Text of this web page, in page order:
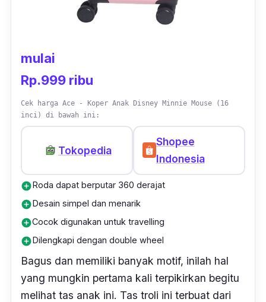
mulai
Rp.999 ribu
Cek harga Ace - Koper Anak Disney Minnie Mouse (16
inci) di bawah ini:
Tokopedia
Shopee
Indonesia
add_circleRoda dapat berputar 360 derajat
add_circleDesain simpel dan menarik
add_circleCocok digunakan untuk travelling
add_circleDilengkapi dengan double wheel
Bagus dan memiliki banyak motif, inilah hal
yang mungkin pertama kali terpikirkan begitu
melihat tas anak ini. Tas troli ini terbuat dari